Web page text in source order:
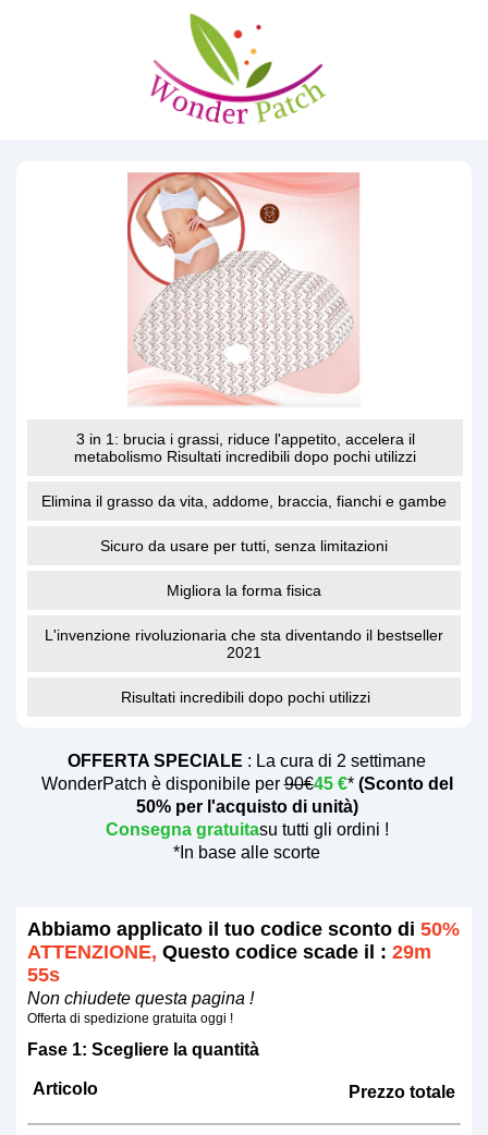
3 in 1: brucia i grassi, riduce l'appetito, accelera il
metabolismo Risultati incredibili dopo pochi utilizzi
Elimina il grasso da vita, addome, braccia, fianchi e gambe
Sicuro da usare per tutti, senza limitazioni
Migliora la forma fisica
L'invenzione rivoluzionaria che sta diventando il bestseller
2021
Risultati incredibili dopo pochi utilizzi
OFFERTA SPECIALE : La cura di 2 settimane
WonderPatch è disponibile per90€45 €* (Sconto del
50% per l'acquisto di unità)
Consegna gratuitasu tutti gli ordini !
*In base alle scorte
Abbiamo applicato il tuo codice sconto di 50%
ATTENZIONE, Questo codice scade il : 29m
55s
Non chiudete questa pagina !
Offerta di spedizione gratuita oggi !
Fase 1: Scegliere la quantità
Articolo Prezzo totale